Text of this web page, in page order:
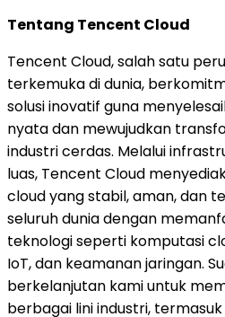
Tentang Tencent Cloud
Tencent Cloud, salah satu
terkemuka di dunia,
solusi inovatif guna
nyata dan mewujudkan
industri cerdas. Melalui
luas, Tencent Cloud
cloud yang stabil, aman, dan
seluruh dunia dengan
teknologi seperti komputasi
IoT, dan keamanan jaringan.
berkelanjutan kami untuk
berbagai lini industri,